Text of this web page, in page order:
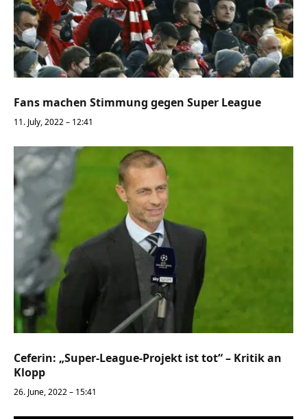
Fans machen Stimmung gegen Super League
11. July, 2022 – 12:41
Ceferin: „Super-League-Projekt ist tot“ – Kritik an
Klopp
26. June, 2022 – 15:41